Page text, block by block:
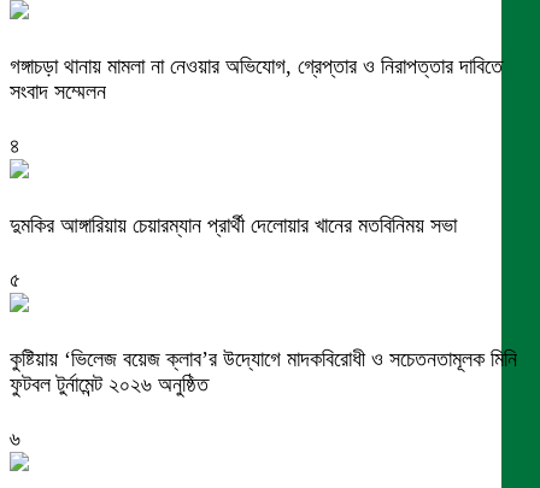
গঙ্গাচড়া থানায় মামলা না নেওয়ার অভিযোগ, গ্রেপ্তার ও নিরাপত্তার দাবিতে
সংবাদ সম্মেলন
৪
দুমকির আঙ্গারিয়ায় চেয়ারম্যান প্রার্থী দেলোয়ার খানের মতবিনিময় সভা
৫
কুষ্টিয়ায় ‘ভিলেজ বয়েজ ক্লাব’র উদ্যোগে মাদকবিরোধী ও সচেতনতামূলক মিনি
ফুটবল টুর্নামেন্ট ২০২৬ অনুষ্ঠিত
৬